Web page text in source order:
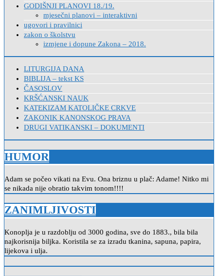
GODIŠNJI PLANOVI 18./19.
mjesečni planovi – interaktivni
ugovori i pravilnici
zakon o školstvu
izmjene i dopune Zakona – 2018.
LITURGIJA DANA
BIBLIJA – tekst KS
ČASOSLOV
KRŠĆANSKI NAUK
KATEKIZAM KATOLIČKE CRKVE
ZAKONIK KANONSKOG PRAVA
DRUGI VATIKANSKI – DOKUMENTI
HUMOR
Adam se počeo vikati na Evu. Ona briznu u plač: Adame! Nitko mi
se nikada nije obratio takvim tonom!!!!
ZANIMLJIVOSTI
Konoplja je u razdoblju od 3000 godina, sve do 1883., bila bila
najkorisnija biljka. Koristila se za izradu tkanina, sapuna, papira,
lijekova i ulja.